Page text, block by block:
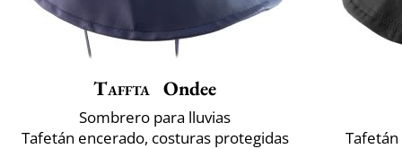
Taffta Ondee
Sombrero para lluvias
Tafetán encerado, costuras protegidas